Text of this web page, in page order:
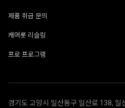
제품 취급 문의
캐머롯 리슬링
프로 프로그램
경기도 고양시 일산동구 일산로 138, 일